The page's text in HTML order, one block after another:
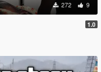
272 9
1.0